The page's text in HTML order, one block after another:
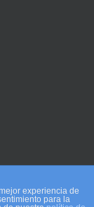
y Diseño
experiencia de
para la